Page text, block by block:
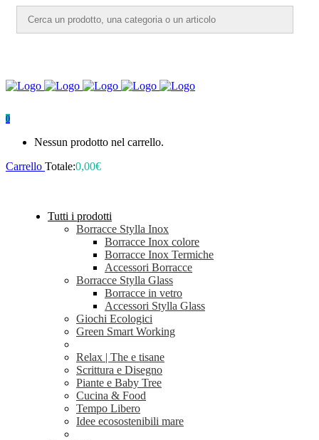
0
Nessun prodotto nel carrello.
Carrello Totale:0,00€
Tutti i prodotti
Borracce Stylla Inox
Borracce Inox colore
Borracce Inox Termiche
Accessori Borracce
Borracce Stylla Glass
Borracce in vetro
Accessori Stylla Glass
Giochi Ecologici
Green Smart Working
Relax | The e tisane
Scrittura e Disegno
Piante e Baby Tree
Cucina & Food
Tempo Libero
Idee ecosostenibili mare